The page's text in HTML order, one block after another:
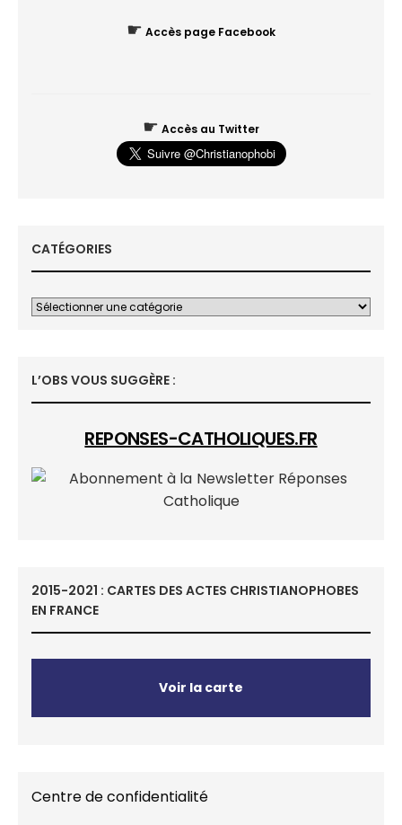
☛ Accès page Facebook
☛ Accès au Twitter
CATÉGORIES
L’OBS VOUS SUGGÈRE :
REPONSES-CATHOLIQUES.FR
2015-2021 : CARTES DES ACTES CHRISTIANOPHOBES
EN FRANCE
Voir la carte
Centre de confidentialité